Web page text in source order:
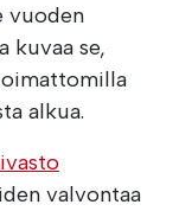
vuoden
kuvaa se,
alkua.
valvontaa